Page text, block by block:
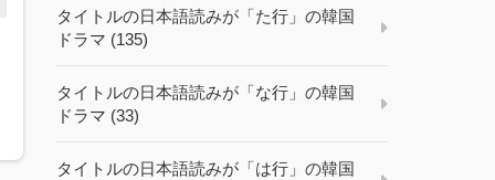
タイトルの日本語読みが「た行」の韓国
ドラマ (135)
タイトルの日本語読みが「な行」の韓国
ドラマ (33)
タイトルの日本語読みが「は行」の韓国